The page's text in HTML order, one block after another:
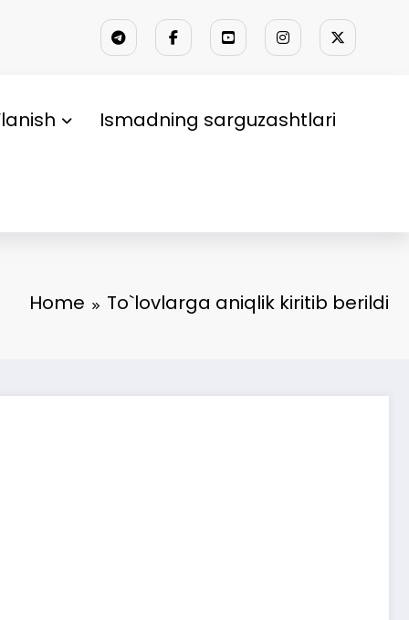
Ismadning sarguzashtlari
Home To`lovlarga aniqlik kiritib berildi